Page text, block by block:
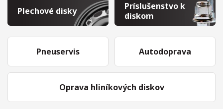
Plechové disky
Príslušenstvo k
diskom
Pneuservis
Oprava hliníkových diskov
Autodoprava